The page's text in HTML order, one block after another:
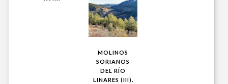
MOLINOS
SORIANOS
DEL RÍO
LINARES (III).